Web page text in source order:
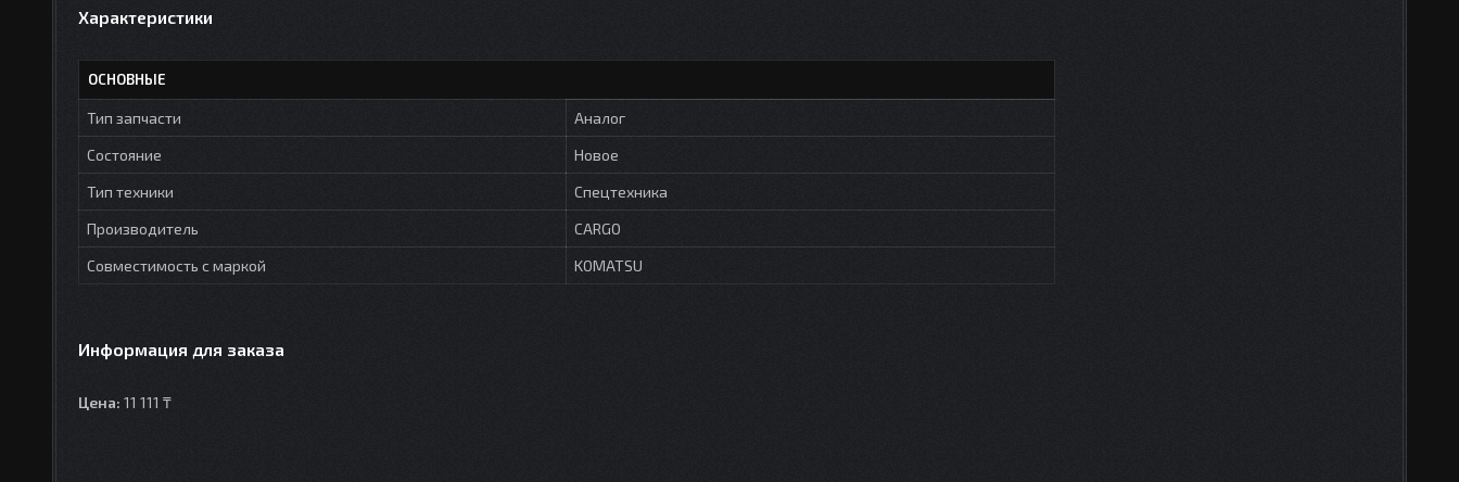
Характеристики
ОСНОВНЫЕ
Тип запчасти
Аналог
Состояние
Новое
Тип техники
Спецтехника
Производитель
CARGO
Совместимость с маркой
KOMATSU
Информация для заказа
Цена: 11 111 ₸